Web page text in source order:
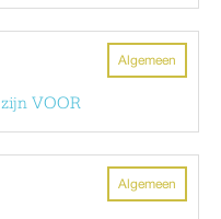
Algemeen
VOOR
Algemeen